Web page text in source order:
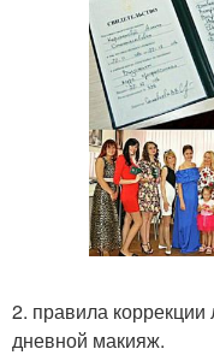
2. правила коррекции
дневной макияж.